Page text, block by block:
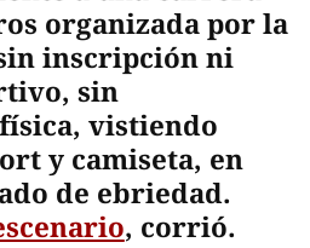
organizada por la
inscripción ni
sin
vistiendo
y camiseta, en
de ebriedad.
, corrió.